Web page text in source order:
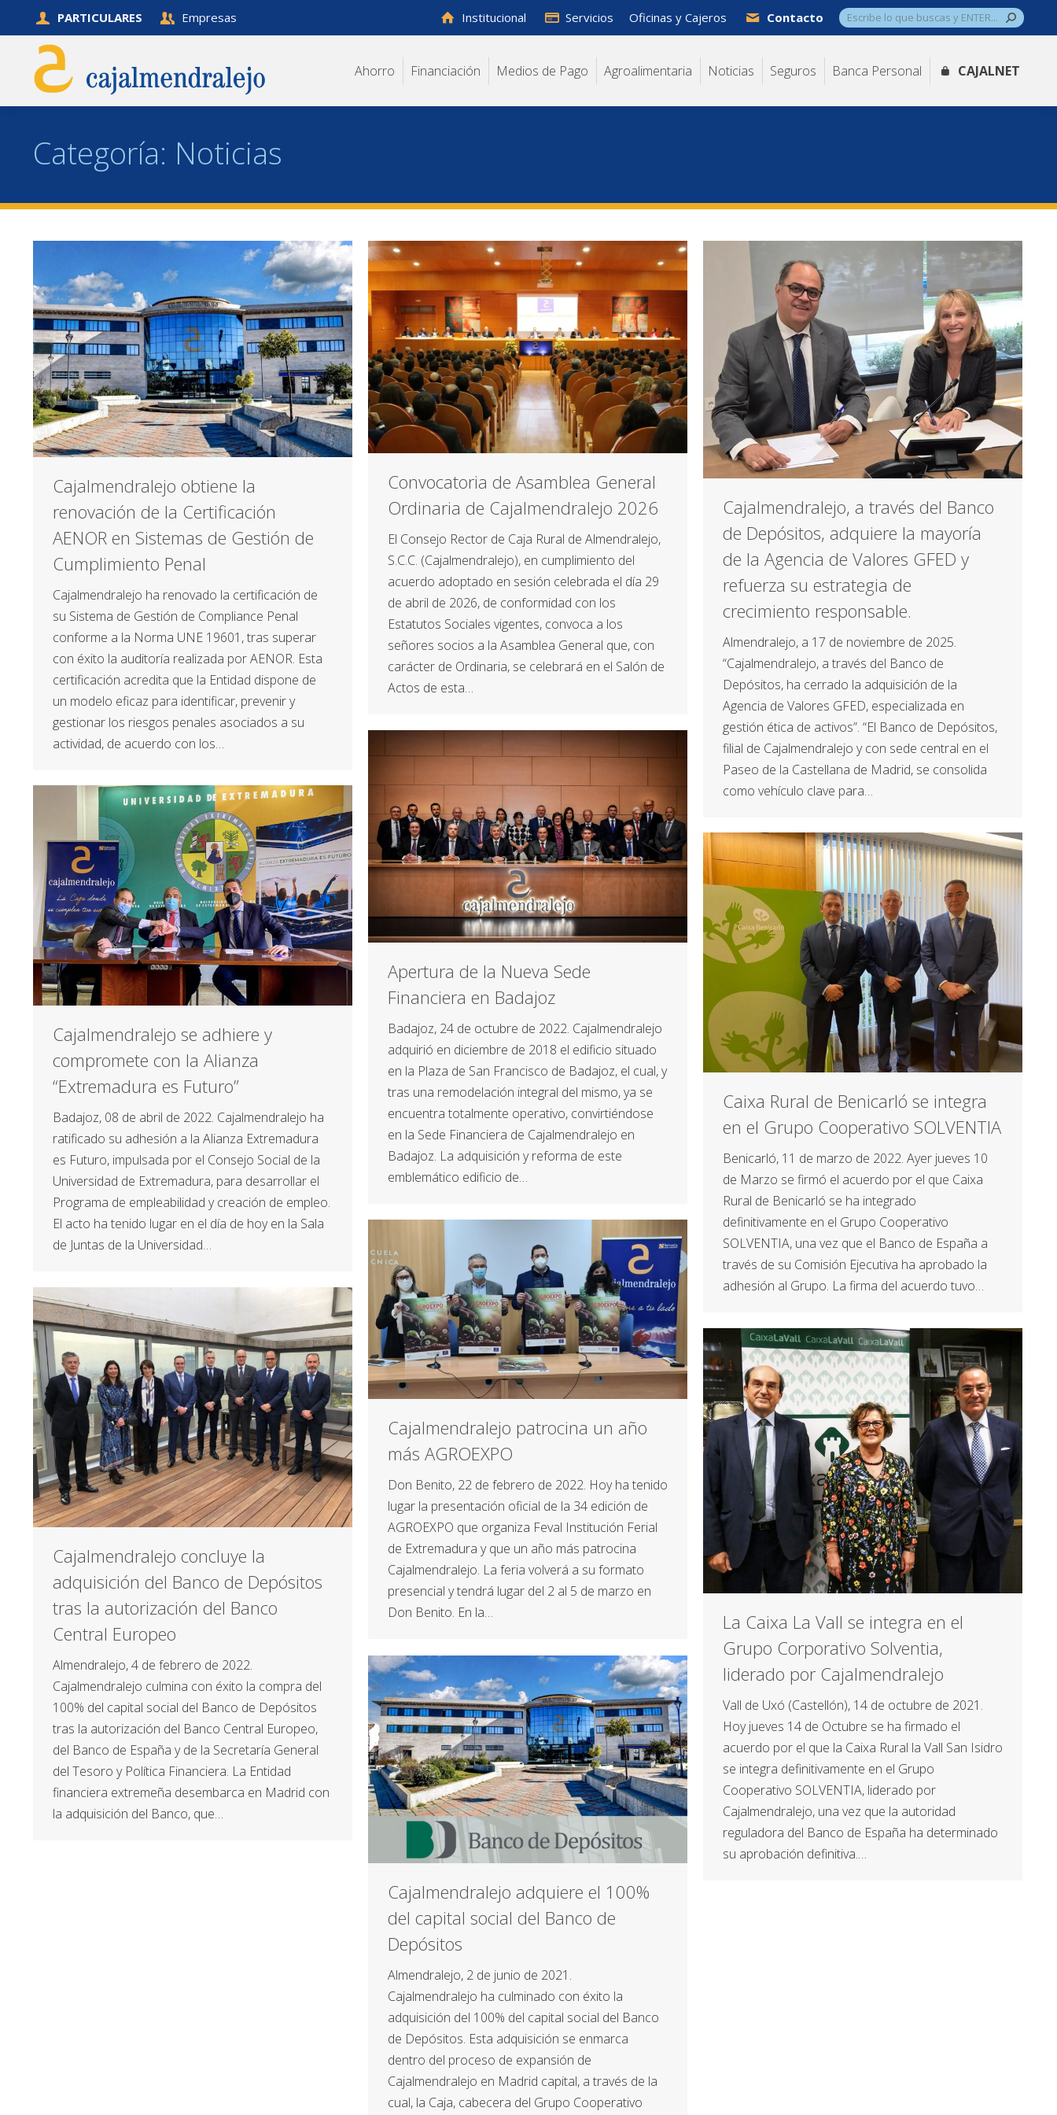
PARTICULARES Empresas Institucional Servicios Oficinas y Cajeros Contacto Buscar:
Ahorro Financiación Medios de Pago Agroalimentaria Noticias Seguros Banca Personal CAJALNET
Categoría: Noticias
Cajalmendralejo obtiene la
renovación de la Certificación
AENOR en Sistemas de Gestión de
Cumplimiento Penal
Cajalmendralejo ha renovado la certificación de
su Sistema de Gestión de Compliance Penal
conforme a la Norma UNE 19601, tras superar
con éxito la auditoría realizada por AENOR. Esta
certificación acredita que la Entidad dispone de
un modelo eficaz para identificar, prevenir y
gestionar los riesgos penales asociados a su
actividad, de acuerdo con los…
Convocatoria de Asamblea General
Ordinaria de Cajalmendralejo 2026
El Consejo Rector de Caja Rural de Almendralejo,
S.C.C. (Cajalmendralejo), en cumplimiento del
acuerdo adoptado en sesión celebrada el día 29
de abril de 2026, de conformidad con los
Estatutos Sociales vigentes, convoca a los
señores socios a la Asamblea General que, con
carácter de Ordinaria, se celebrará en el Salón de
Actos de esta…
Cajalmendralejo, a través del Banco
de Depósitos, adquiere la mayoría
de la Agencia de Valores GFED y
refuerza su estrategia de
crecimiento responsable.
Almendralejo, a 17 de noviembre de 2025.
“Cajalmendralejo, a través del Banco de
Depósitos, ha cerrado la adquisición de la
Agencia de Valores GFED, especializada en
gestión ética de activos”. “El Banco de Depósitos,
filial de Cajalmendralejo y con sede central en el
Paseo de la Castellana de Madrid, se consolida
como vehículo clave para…
Apertura de la Nueva Sede
Financiera en Badajoz
Badajoz, 24 de octubre de 2022. Cajalmendralejo
adquirió en diciembre de 2018 el edificio situado
en la Plaza de San Francisco de Badajoz, el cual, y
tras una remodelación integral del mismo, ya se
encuentra totalmente operativo, convirtiéndose
en la Sede Financiera de Cajalmendralejo en
Badajoz. La adquisición y reforma de este
emblemático edificio de…
Cajalmendralejo se adhiere y
compromete con la Alianza
“Extremadura es Futuro”
Badajoz, 08 de abril de 2022. Cajalmendralejo ha
ratificado su adhesión a la Alianza Extremadura
es Futuro, impulsada por el Consejo Social de la
Universidad de Extremadura, para desarrollar el
Programa de empleabilidad y creación de empleo.
El acto ha tenido lugar en el día de hoy en la Sala
de Juntas de la Universidad…
Caixa Rural de Benicarló se integra
en el Grupo Cooperativo SOLVENTIA
Benicarló, 11 de marzo de 2022. Ayer jueves 10
de Marzo se firmó el acuerdo por el que Caixa
Rural de Benicarló se ha integrado
definitivamente en el Grupo Cooperativo
SOLVENTIA, una vez que el Banco de España a
través de su Comisión Ejecutiva ha aprobado la
adhesión al Grupo. La firma del acuerdo tuvo…
Cajalmendralejo patrocina un año
más AGROEXPO
Don Benito, 22 de febrero de 2022. Hoy ha tenido
lugar la presentación oficial de la 34 edición de
AGROEXPO que organiza Feval Institución Ferial
de Extremadura y que un año más patrocina
Cajalmendralejo. La feria volverá a su formato
presencial y tendrá lugar del 2 al 5 de marzo en
Don Benito. En la…
Cajalmendralejo concluye la
adquisición del Banco de Depósitos
tras la autorización del Banco
Central Europeo
Almendralejo, 4 de febrero de 2022.
Cajalmendralejo culmina con éxito la compra del
100% del capital social del Banco de Depósitos
tras la autorización del Banco Central Europeo,
del Banco de España y de la Secretaría General
del Tesoro y Política Financiera. La Entidad
financiera extremeña desembarca en Madrid con
la adquisición del Banco, que…
La Caixa La Vall se integra en el
Grupo Corporativo Solventia,
liderado por Cajalmendralejo
Vall de Uxó (Castellón), 14 de octubre de 2021.
Hoy jueves 14 de Octubre se ha firmado el
acuerdo por el que la Caixa Rural la Vall San Isidro
se integra definitivamente en el Grupo
Cooperativo SOLVENTIA, liderado por
Cajalmendralejo, una vez que la autoridad
reguladora del Banco de España ha determinado
su aprobación definitiva.…
Cajalmendralejo adquiere el 100%
del capital social del Banco de
Depósitos
Almendralejo, 2 de junio de 2021.
Cajalmendralejo ha culminado con éxito la
adquisición del 100% del capital social del Banco
de Depósitos. Esta adquisición se enmarca
dentro del proceso de expansión de
Cajalmendralejo en Madrid capital, a través de la
cual, la Caja, cabecera del Grupo Cooperativo